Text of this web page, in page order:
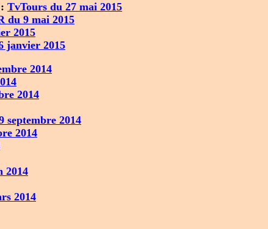
TvTours du 27 mai 2015
du 9 mai 2015
2015
janvier 2015
2014
2014
septembre 2014
2014
2014
2014